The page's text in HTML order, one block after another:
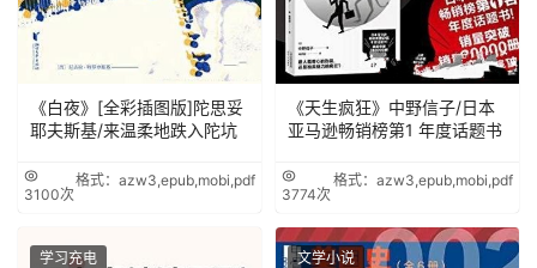
《白夜》[全彩插图版]陀思妥
耶夫斯基/来温柔地跌入陀坑
3100次
格式：azw3,epub,mobi,pdf
《天生疯狂》中野信子/日本
亚马逊畅销榜第1 年度话题书
3774次
格式：azw3,epub,mobi,pdf
学习充电 文学小说